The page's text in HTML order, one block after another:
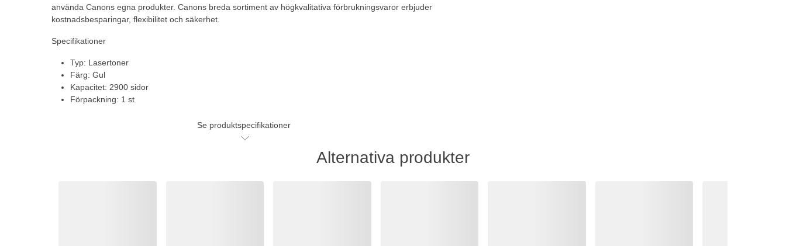
använda Canons egna produkter. Canons breda sortiment av högkvalitativa förbrukningsvaror erbjuder
kostnadsbesparingar, flexibilitet och säkerhet.
Specifikationer
Typ: Lasertoner
Färg: Gul
Kapacitet: 2900 sidor
Förpackning: 1 st
Se produktspecifikationer
Alternativa produkter